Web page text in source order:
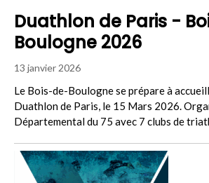
Duathlon de Paris -
Boulogne 2026
13 janvier 2026
Le Bois-de-Boulogne se prépare à
Duathlon de Paris, le 15 Mars 2026.
Départemental du 75 avec 7 clubs de